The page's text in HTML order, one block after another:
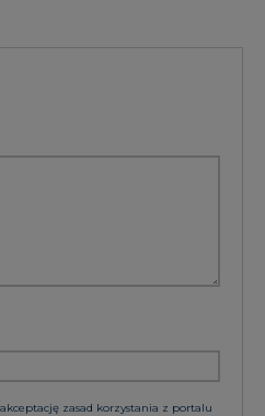
zasad korzystania z portalu